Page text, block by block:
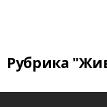
Рубрика